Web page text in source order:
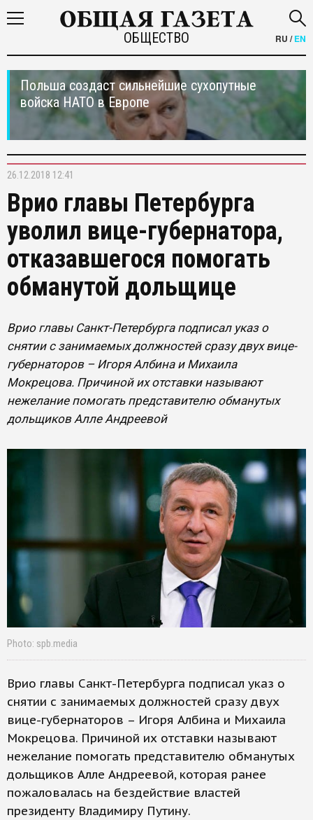
ОБЩЕСТВО RU /EN
Польша создаст сильнейшие сухопутные
войска НАТО в Европе
26.12.2018 12:41
Врио главы Петербурга
уволил вице-губернатора,
отказавшегося помогать
обманутой дольщице
Врио главы Санкт-Петербурга подписал указ о
снятии с занимаемых должностей сразу двух вице-
губернаторов – Игоря Албина и Михаила
Мокрецова. Причиной их отставки называют
нежелание помогать представителю обманутых
дольщиков Алле Андреевой
Photo: spb.media
Врио главы Санкт-Петербурга подписал указ о
снятии с занимаемых должностей сразу двух
вице-губернаторов – Игоря Албина и Михаила
Мокрецова. Причиной их отставки называют
нежелание помогать представителю обманутых
дольщиков Алле Андреевой, которая ранее
пожаловалась на бездействие властей
президенту Владимиру Путину.